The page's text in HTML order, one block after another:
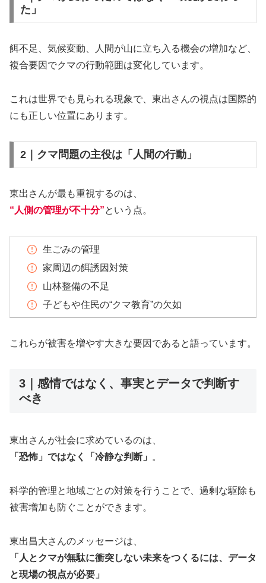
た」
餌不足、気候変動、人間が山に立ち入る機会の増加など、
複合要因でクマの行動範囲は変化しています。
これは世界でも見られる現象で、東出さんの視点は国際的
にも正しい位置にあります。
2｜クマ問題の主役は「人間の行動」
東出さんが最も重視するのは、
“人側の管理が不十分”という点。
生ごみの管理
家周辺の餌誘因対策
山林整備の不足
子どもや住民の“クマ教育”の欠如
これらが被害を増やす大きな要因であると語っています。
3｜感情ではなく、事実とデータで判断す
べき
東出さんが社会に求めているのは、
「恐怖」ではなく「冷静な判断」 。
科学的管理と地域ごとの対策を行うことで、過剰な駆除も
被害増加も防ぐことができます。
東出昌大さんのメッセージは、
「人とクマが無駄に衝突しない未来をつくるには、データ
と現場の視点が必要」